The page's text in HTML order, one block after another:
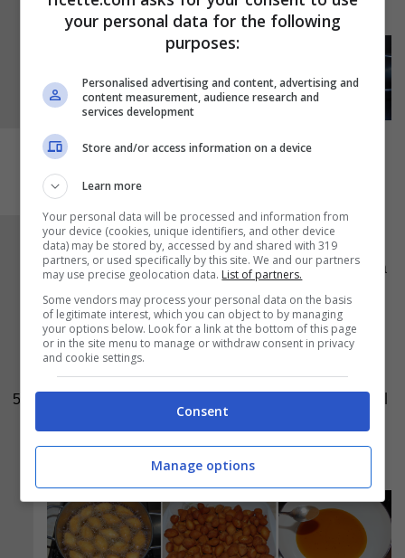
scaldare in precedenza.
5
Non appena saliranno a galla, rimestateli con
una schiumarola, in modo da avere una cottura
uniforme. Non appena saranno dorati toglieteli
dall’olio e fateli sgocciolare su della carta
assorbente. In una padella versate ilmiele
un pizzico dicannellaed a fuoco dolce
lasciatelo sciogliere per poter glassare meglio il
your personal data for the following
purposes:
Personalised advertising and content, advertising and
content measurement, audience research and
services development
Store and/or access information on a device
Learn more
Your personal data will be processed and information from
your device (cookies, unique identifiers, and other device
data) may be stored by, accessed by and shared with 319
partners, or used specifically by this site. We and our partners
may use precise geolocation data. List of partners.
Some vendors may process your personal data on the basis
of legitimate interest, which you can object to by managing
your options below. Look for a link at the bottom of this page
or in the site menu to manage or withdraw consent in privacy
and cookie settings.
Consent
Manage options